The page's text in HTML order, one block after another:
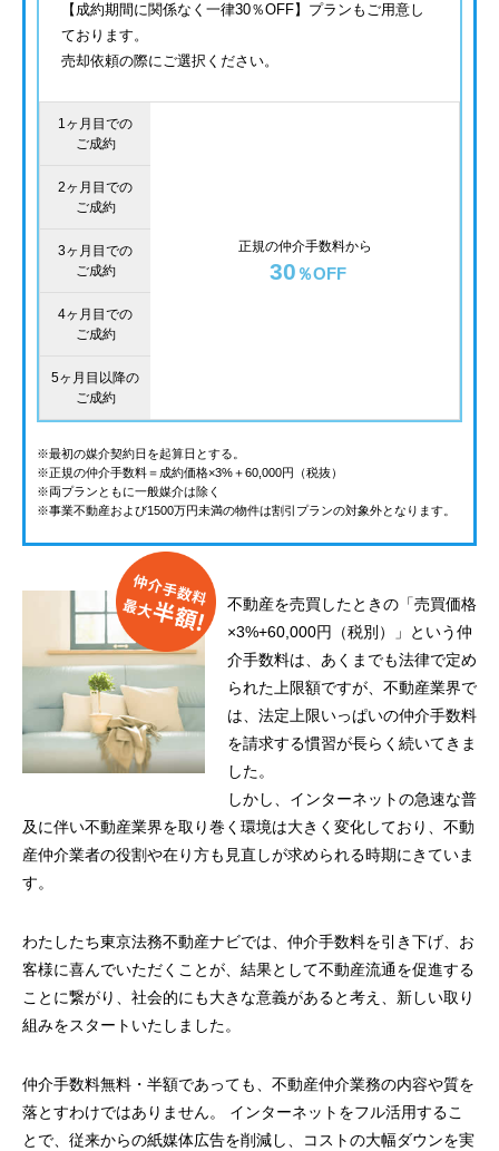
【成約期間に関係なく一律30％OFF】プランもご用意し
ております。
売却依頼の際にご選択ください。
1ヶ月目での
ご成約
正規の仲介手数料から
30 ％OFF
2ヶ月目での
ご成約
3ヶ月目での
ご成約
4ヶ月目での
ご成約
5ヶ月目以降の
ご成約
※最初の媒介契約日を起算日とする。
※正規の仲介手数料＝成約価格×3%＋60,000円（税抜）
※両プランともに一般媒介は除く
※事業不動産および1500万円未満の物件は割引プランの対象外となります。
不動産を売買したときの「売買価格
×3%+60,000円（税別）」という仲
介手数料は、あくまでも法律で定め
られた上限額ですが、不動産業界で
は、法定上限いっぱいの仲介手数料
を請求する慣習が長らく続いてきま
した。
しかし、インターネットの急速な普
及に伴い不動産業界を取り巻く環境は大きく変化しており、不動
産仲介業者の役割や在り方も見直しが求められる時期にきていま
す。
わたしたち東京法務不動産ナビでは、仲介手数料を引き下げ、お
客様に喜んでいただくことが、結果として不動産流通を促進する
ことに繋がり、社会的にも大きな意義があると考え、新しい取り
組みをスタートいたしました。
仲介手数料無料・半額であっても、不動産仲介業務の内容や質を
落とすわけではありません。 インターネットをフル活用するこ
とで、従来からの紙媒体広告を削減し、コストの大幅ダウンを実